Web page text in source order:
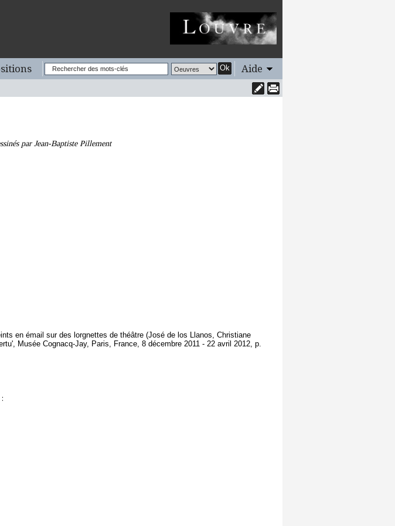
Ok Aide
par Jean-Baptiste Pillement
en émail sur des lorgnettes de théâtre (José de los Llanos, Christiane
Musée Cognacq-Jay, Paris, France, 8 décembre 2011 - 22 avril 2012, p.